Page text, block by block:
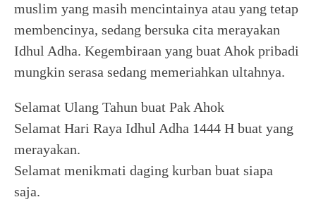
muslim yang masih mencintainya atau yang tetap
membencinya, sedang bersuka cita merayakan
Idhul Adha. Kegembiraan yang buat Ahok pribadi
mungkin serasa sedang memeriahkan ultahnya.
Selamat Ulang Tahun buat Pak Ahok
Selamat Hari Raya Idhul Adha 1444 H buat yang
merayakan.
Selamat menikmati daging kurban buat siapa
saja.